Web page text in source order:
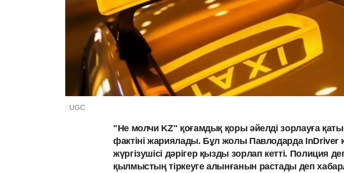
: UGC
"Не молчи KZ" қоғамдық қоры әйелді зорлауға
фактіні жариялады. Бұл жолы Павлодарда InDriver
жүргізушісі дәрігер қызды зорлап кетті. Полиция
қылмыстың тіркеуге алынғанын растады деп